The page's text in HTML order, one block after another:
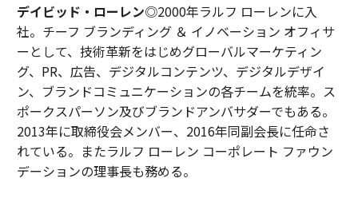
デイビッド・ローレン◎2000年ラルフ ローレンに入
社。チーフ ブランディング ＆ イノベーション オフィサ
ーとして、技術革新をはじめグローバルマーケティン
グ、PR、広告、デジタルコンテンツ、デジタルデザイ
ン、ブランドコミュニケーションの各チームを統率。ス
ポークスパーソン及びブランドアンバサダーでもある。
2013年に取締役会メンバー、2016年同副会長に任命さ
れている。またラルフ ローレン コーポレート ファウン
デーションの理事長も務める。